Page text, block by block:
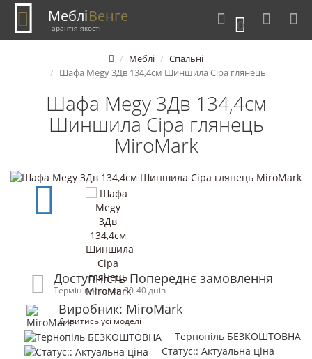
0
МебліВенге
Гарантія якості
Меблі
Спальні
Шафа Megy 3Дв 134,4см Шиншила Сіра глянець
Шафа Megy 3Дв 134,4см
Шиншила Сіра глянець
MiroMark
Доступність Попереднє замовлення
Термін поставки 30-40 днів
Виробник: MiroMark
Дивитись усі моделі
Тернопіль БЕЗКОШТОВНА
Статус:: Актуальна ціна